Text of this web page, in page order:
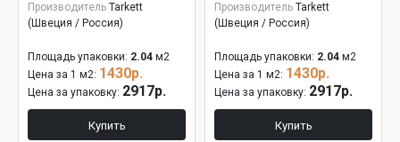
Производитель Tarkett
(Швеция / Россия)
Площадь упаковки: 2.04 м2
Цена за 1 м2: 1430р.
Цена за упаковку: 2917р.
Купить
Производитель Tarkett
(Швеция / Россия)
Площадь упаковки: 2.04 м2
Цена за 1 м2: 1430р.
Цена за упаковку: 2917р.
Купить